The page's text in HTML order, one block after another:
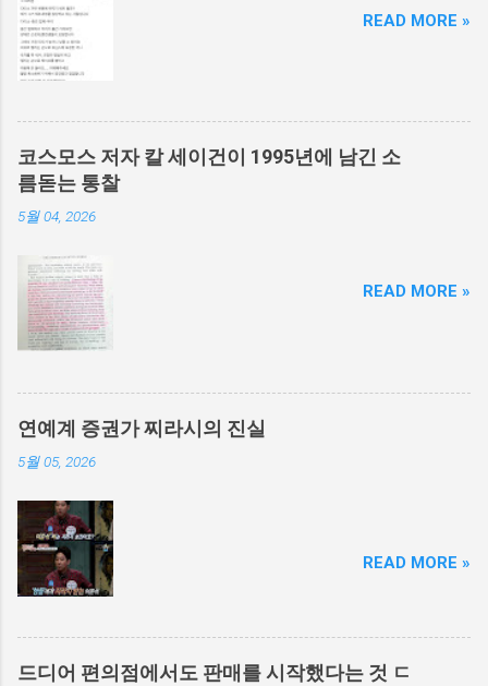
READ MORE »
코스모스 저자 칼 세이건이 1995년에 남긴 소
름돋는 통찰
5월 04, 2026
READ MORE »
연예계 증권가 찌라시의 진실
5월 05, 2026
READ MORE »
드디어 편의점에서도 판매를 시작했다는 것 ㄷ